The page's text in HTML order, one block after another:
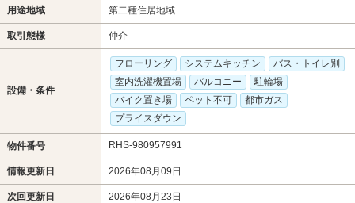
用途地域 第二種住居地域
取引態様 仲介
設備・条件
フローリング システムキッチン
バス・トイレ別
室内洗濯機置場
バルコニー
駐輪場
バイク置き場
ペット不可
都市ガス
プライスダウン
物件番号 RHS-980957991
情報更新日 2026年08月09日
次回更新日 2026年08月23日